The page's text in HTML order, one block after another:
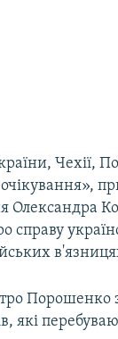
Чехії,
Олександра
справу
Порошенко
які